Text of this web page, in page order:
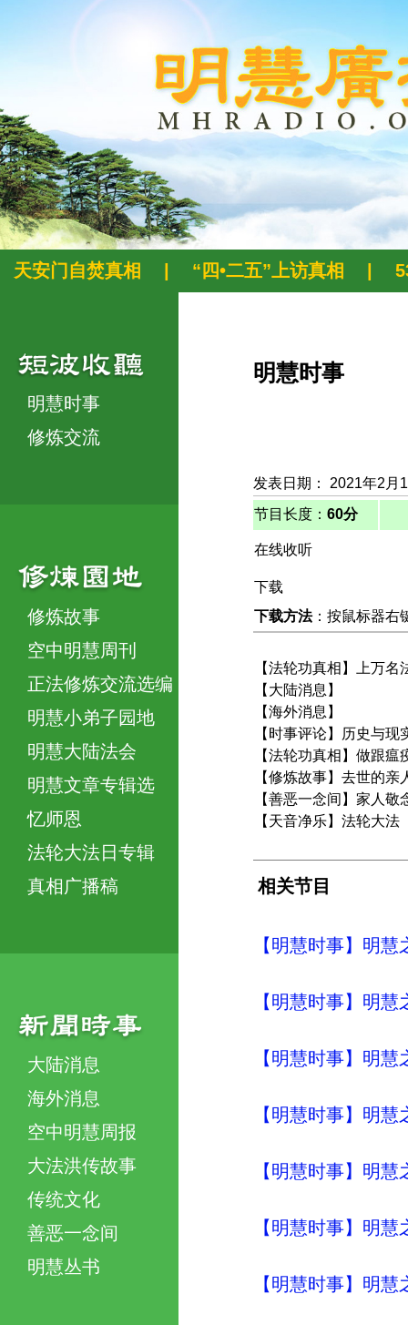
天安门自焚真相 “四•二五”上访真相
明慧时事
修炼交流
修炼故事
空中明慧周刊
正法修炼交流选编
明慧小弟子园地
明慧大陆法会
明慧文章专辑选
忆师恩
法轮大法日专辑
真相广播稿
大陆消息
海外消息
空中明慧周报
大法洪传故事
传统文化
善恶一念间
明慧丛书
明慧时事
发表日期： 2021年2月
节目长度： 60分
在线收听
下载
下载方法：按鼠标器右
【法轮功真相】上万
【大陆消息】
【海外消息】
【时事评论】历史与
【法轮功真相】做跟瘟
【修炼故事】去世的
【善恶一念间】家人
【天音净乐】法轮大
相关节目
【明慧时事】明
【明慧时事】明
【明慧时事】明
【明慧时事】明
【明慧时事】明
【明慧时事】明
【明慧时事】明